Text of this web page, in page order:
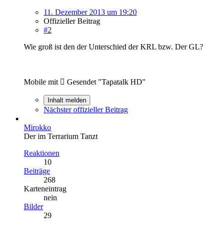
11. Dezember 2013 um 19:20
Offizieller Beitrag
#2
Wie groß ist den der Unterschied der KRL bzw. Der GL?
Mobile mit  Gesendet "Tapatalk HD"
Inhalt melden
Nächster offizieller Beitrag
Mirokko
Der im Terrarium Tanzt
Reaktionen
10
Beiträge
268
Karteneintrag
nein
Bilder
29